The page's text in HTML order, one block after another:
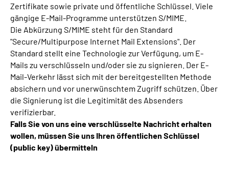
Zertifikate sowie private und öffentliche Schlüssel. Viele
gängige E-Mail-Programme unterstützen S/MIME.
Die Abkürzung S/MIME steht für den Standard
"Secure/Multipurpose Internet Mail Extensions". Der
Standard stellt eine Technologie zur Verfügung, um E-
Mails zu verschlüsseln und/oder sie zu signieren. Der E-
Mail-Verkehr lässt sich mit der bereitgestellten Methode
absichern und vor unerwünschtem Zugriff schützen. Über
die Signierung ist die Legitimität des Absenders
verifizierbar.
Falls Sie von uns eine verschlüsselte Nachricht erhalten
wollen, müssen Sie uns Ihren öffentlichen Schlüssel
(public key) übermitteln